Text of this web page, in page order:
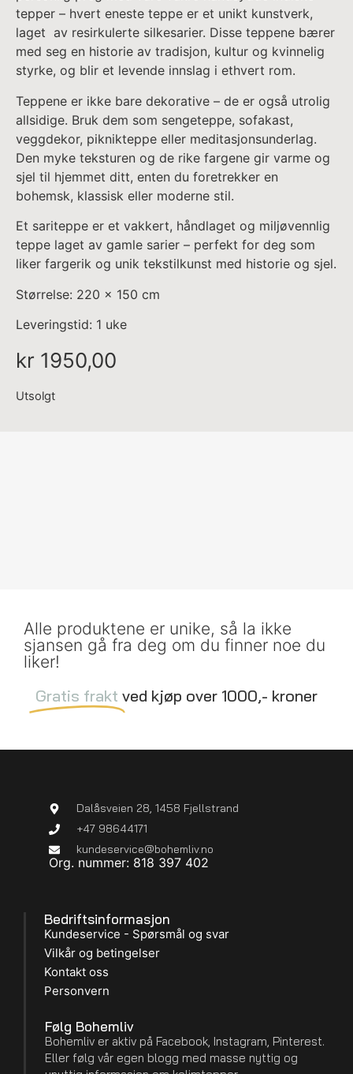
tepper – hvert eneste teppe er et unikt kunstverk,
laget av resirkulerte silkesarier. Disse teppene bærer
med seg en historie av tradisjon, kultur og kvinnelig
styrke, og blir et levende innslag i ethvert rom.
Teppene er ikke bare dekorative – de er også utrolig
allsidige. Bruk dem som sengeteppe, sofakast,
veggdekor, piknikteppe eller meditasjonsunderlag.
Den myke teksturen og de rike fargene gir varme og
sjel til hjemmet ditt, enten du foretrekker en
bohemsk, klassisk eller moderne stil.
Et sariteppe er et vakkert, håndlaget og miljøvennlig
teppe laget av gamle sarier – perfekt for deg som
liker fargerik og unik tekstilkunst med historie og sjel.
Størrelse: 220 x 150 cm
Leveringstid: 1 uke
kr 1950,00
Utsolgt
Alle produktene er unike, så la ikke
sjansen gå fra deg om du finner noe du
liker!
Gratis frakt ved kjøp over 1000,- kroner
Dalåsveien 28, 1458 Fjellstrand
+47 98644171
kundeservice@bohemliv.no
Org. nummer: 818 397 402
Bedriftsinformasjon
Kundeservice - Spørsmål og svar
Vilkår og betingelser
Kontakt oss
Personvern
Følg Bohemliv
Bohemliv er aktiv på Facebook, Instagram, Pinterest.
Eller følg vår egen blogg med masse nyttig og